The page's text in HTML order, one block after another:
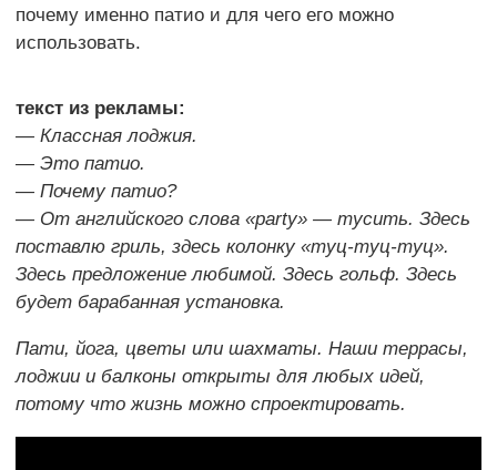
почему именно патио и для чего его можно
использовать.
текст из рекламы:
— Классная лоджия.
— Это патио.
— Почему патио?
— От английского слова «party» — тусить. Здесь
поставлю гриль, здесь колонку «туц-туц-туц».
Здесь предложение любимой. Здесь гольф. Здесь
будет барабанная установка.
Пати, йога, цветы или шахматы. Наши террасы,
лоджии и балконы открыты для любых идей,
потому что жизнь можно спроектировать.